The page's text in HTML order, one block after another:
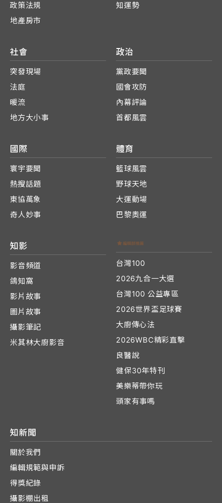
政策法規
地產房市
知運勢
社會
突發現場
法庭
暖流
地方大小事
政治
黨政要聞
國會攻防
內幕評論
首都風雲
國際
寰宇要聞
熱搜話題
東協萬象
奇人妙事
體育
籃球風雲
野球天地
大運動場
巴黎奧運
知影
影音頻道
鴿知窩
影片故事
圖片故事
攝影筆記
米其林大廚影音
台灣100
2026九合一大選
台灣100 公益專區
2026世界盃足球賽
大廚傳心法
2026WBC精彩直擊
良醫說
健保30年特刊
美樂蒂帶你玩
頭家有事嗎
知新聞
關於我們
編輯規範與申訴
得獎紀錄
攝影棚出租